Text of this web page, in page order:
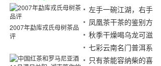
2007年勐库戎氏母树茶品
评
左手一碗江湖，右手
一碗仙影
凤凰茶干茶的鉴别方
法
秋季干燥喝乌龙可滋
阴润肺功效
七彩云南名门普洱系
列玫瑰熟茶开汤
只有茶能容纳柴的喜